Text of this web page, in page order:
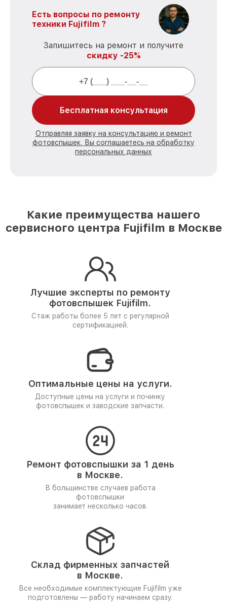
Есть вопросы по ремонту
техники Fujifilm ?
Запишитесь на ремонт и получите
скидку -25%
Бесплатная консультация
Отправляя заявку на консультацию и ремонт
фотовспышек, Вы соглашаетесь на обработку
персональных данных
Какие преимущества нашего
сервисного центра Fujifilm в Москве
Лучшие эксперты по ремонту
фотовспышек Fujifilm.
Стаж работы более 5 лет с регулярной
сертификацией.
Оптимальные цены на услуги.
Доступные цены на услуги и починку
фотовспышек и заводские запчасти.
Ремонт фотовспышки за 1 день
в Москве.
В большинстве случаев работа
фотовспышки
занимает несколько часов.
Склад фирменных запчастей
в Москве.
Все необходимые комплектующие Fujifilm уже
подготовлены — работу начинаем сразу.